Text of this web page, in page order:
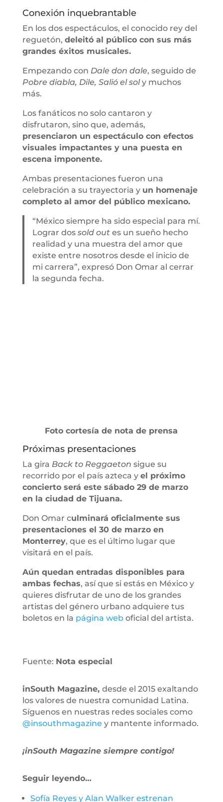
Conexión inquebrantable
En los dos espectáculos, el conocido rey del
reguetón, deleitó al público con sus más
grandes éxitos musicales.
Empezando con Dale don dale, seguido de
Pobre diabla, Dile, Salió el soly muchos
más.
Los fanáticos no solo cantaron y
disfrutaron, sino que, además,
presenciaron un espectáculo con efectos
visuales impactantes y una puesta en
escena imponente.
Ambas presentaciones fueron una
celebración a su trayectoria y un homenaje
completo al amor del público mexicano.
“México siempre ha sido especial para mí.
Lograr dos sold outes un sueño hecho
realidad y una muestra del amor que
existe entre nosotros desde el inicio de
mi carrera”, expresó Don Omar al cerrar
la segunda fecha.
Foto cortesía de nota de prensa
Próximas presentaciones
La gira Back to Reggaeton sigue su
recorrido por el país azteca y el próximo
concierto será este sábado 29 de marzo
en la ciudad de Tijuana.
Don Omar culminará oficialmente sus
presentaciones el 30 de marzo en
Monterrey, que es el último lugar que
visitará en el país.
Aún quedan entradas disponibles para
ambas fechas, así que si estás en México y
quieres disfrutar de uno de los grandes
artistas del género urbano adquiere tus
boletos en la página web oficial del artista.
Fuente: Nota especial
inSouth Magazine, desde el 2015 exaltando
los valores de nuestra comunidad Latina.
Síguenos en nuestras redes sociales como
@insouthmagazine y mantente informado.
¡inSouth Magazine siempre contigo!
Seguir leyendo…
Sofía Reyes y Alan Walker estrenan